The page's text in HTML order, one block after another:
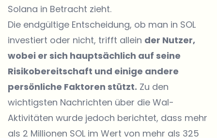
Solana in Betracht zieht.
Die endgültige Entscheidung, ob man in SOL
investiert oder nicht, trifft allein der Nutzer,
wobei er sich hauptsächlich auf seine
Risikobereitschaft und einige andere
persönliche Faktoren stützt. Zu den
wichtigsten Nachrichten über die Wal-
Aktivitäten wurde jedoch berichtet, dass mehr
als 2 Millionen SOL im Wert von mehr als 325